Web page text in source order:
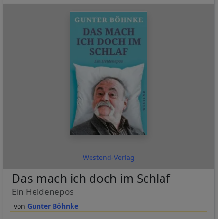
Westend-Verlag
Gunter Böhnke
Das mach ich doch im Schlaf
Ein Heldenepos